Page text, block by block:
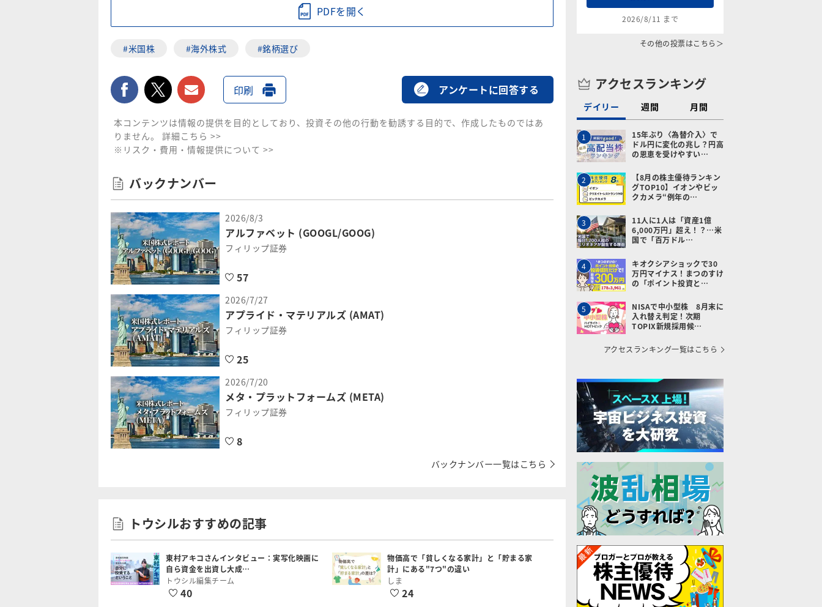
PDFを開く
#米国株 #海外株式 #銘柄選び
facebooktwitter メールで送る
印刷 アンケートに回答する
本コンテンツは情報の提供を目的としており、投資その他の行動を勧誘する目的で、作成したものではあ
りません。 詳細こちら >>
※リスク・費用・情報提供について >>
バックナンバー
2026/8/3
アルファベット (GOOGL/GOOG)
フィリップ証券
57
2026/7/27
アプライド・マテリアルズ (AMAT)
フィリップ証券
25
2026/7/20
メタ・プラットフォームズ (META)
フィリップ証券
8
バックナンバー一覧はこちら
トウシルおすすめの記事
東村アキコさんインタビュー：実写化映画に
自ら資金を出資し大成…
トウシル編集チーム
40
物価高で「貧しくなる家計」と「貯まる家
計」にある"7つ"の違い
しま
24
2026/8/11 まで
その他の投票はこちら＞
アクセスランキング
デイリー 週間 月間
1
15年ぶり〈為替介入〉で
ドル円に変化の兆し？円高
の恩恵を受けやすい…
2
【8月の株主優待ランキン
グTOP10】イオンやビッ
クカメラ“例年の…
3
11人に1人は「資産1億
6,000万円」超え！？…米
国で「百万ドル…
4
キオクシアショックで30
万円マイナス！まつのすけ
の「ポイント投資と…
5
NISAで中小型株 8月末に
入れ替え判定！次期
TOPIX新規採用候…
アクセスランキング一覧はこちら